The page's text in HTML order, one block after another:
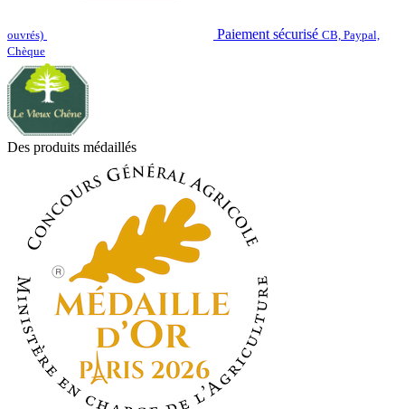
ouvrés) Paiement sécurisé CB, Paypal,
Chèque
Des produits médaillés